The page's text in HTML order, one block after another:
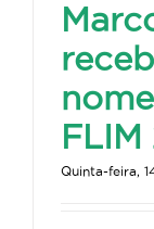
Quinta-feira,